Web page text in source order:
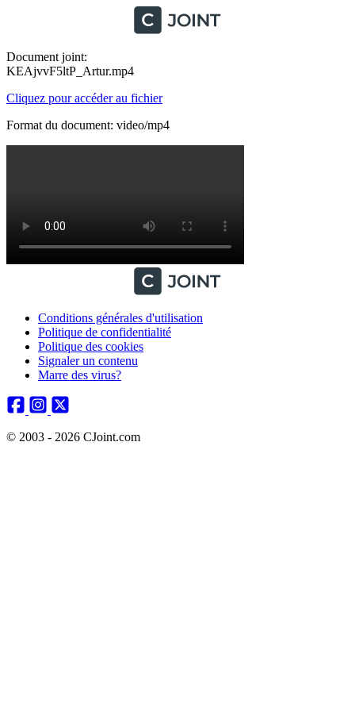
Document joint:
KEAjvvF5ltP_Artur.mp4
Cliquez pour accéder au fichier
Format du document: video/mp4
Conditions générales d'utilisation
Politique de confidentialité
Politique des cookies
Signaler un contenu
Marre des virus?
© 2003 - 2026 CJoint.com